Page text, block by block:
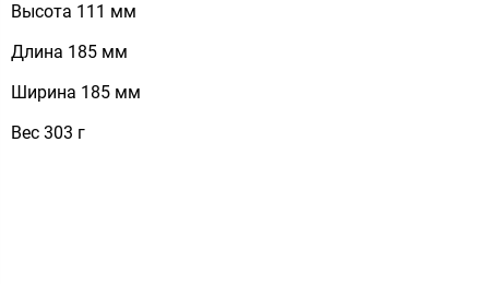
Высота 111 мм
Длина 185 мм
Ширина 185 мм
Вес 303 г